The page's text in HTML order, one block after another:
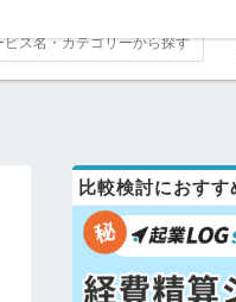
比較検討におす